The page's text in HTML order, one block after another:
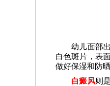
幼儿面部
白色斑片，表
做好保湿和防
白癜风则